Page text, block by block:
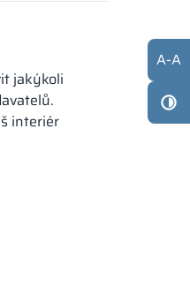
jakýkoli
interiér
A-A